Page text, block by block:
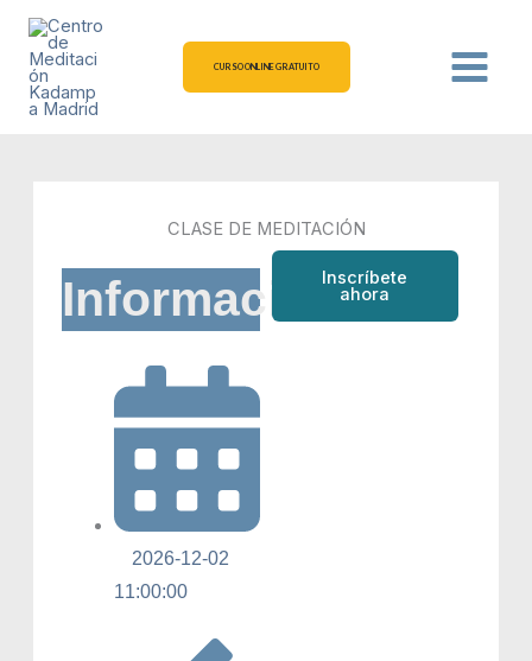
contenido
CURSO ONLINE GRATUITO
CLASE DE MEDITACIÓN
Información
2026-12-02
11:00:00
Inscríbete
ahora